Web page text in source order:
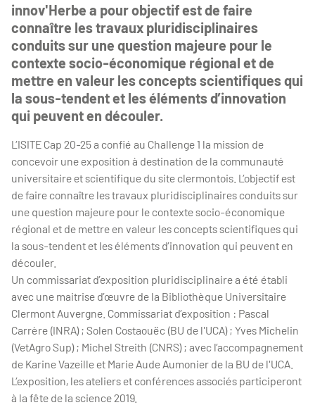
innov'Herbe a pour objectif est de faire
connaître les travaux pluridisciplinaires
conduits sur une question majeure pour le
contexte socio-économique régional et de
mettre en valeur les concepts scientifiques qui
la sous-tendent et les éléments d’innovation
qui peuvent en découler.
L’ISITE Cap 20-25 a confié au Challenge 1 la mission de
concevoir une exposition à destination de la communauté
universitaire et scientifique du site clermontois. L’objectif est
de faire connaître les travaux pluridisciplinaires conduits sur
une question majeure pour le contexte socio-économique
régional et de mettre en valeur les concepts scientifiques qui
la sous-tendent et les éléments d’innovation qui peuvent en
découler.
Un commissariat d’exposition pluridisciplinaire a été établi
avec une maitrise d’œuvre de la Bibliothèque Universitaire
Clermont Auvergne. Commissariat d’exposition : Pascal
Carrère (INRA) ; Solen Costaouëc (BU de l'UCA) ; Yves Michelin
(VetAgro Sup) ; Michel Streith (CNRS) ; avec l’accompagnement
de Karine Vazeille et Marie Aude Aumonier de la BU de l'UCA.
L’exposition, les ateliers et conférences associés participeront
à la fête de la science 2019.